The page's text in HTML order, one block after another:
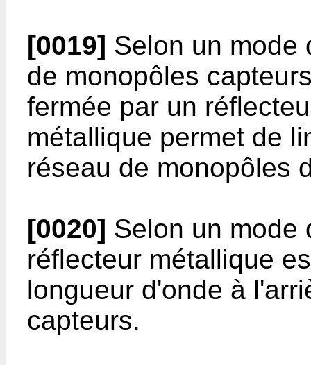
[0019] Selon un mode
de monopôles
fermée par un
métallique permet de
réseau de monopôles
[0020] Selon un mode
réflecteur métallique
longueur d'onde à
capteurs.